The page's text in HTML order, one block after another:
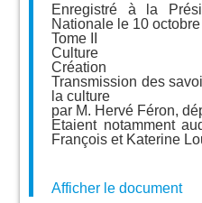
Enregistré à la
Nationale le 10
Tome II
Culture
Création
Transmission des
la culture
par M. Hervé Féron,
Etaient notamment
François et Katerine
Afficher le document